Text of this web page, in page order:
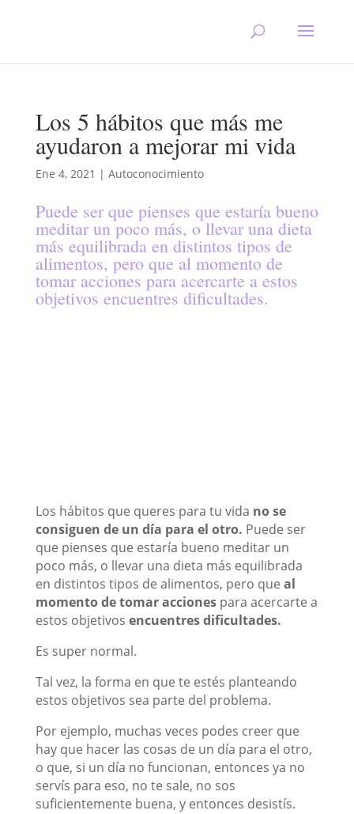
Los 5 hábitos que más me
ayudaron a mejorar mi vida
Ene 4, 2021 | Autoconocimiento
Puede ser que pienses que estaría bueno
meditar un poco más, o llevar una dieta
más equilibrada en distintos tipos de
alimentos, pero que al momento de
tomar acciones para acercarte a estos
objetivos encuentres dificultades.
Los hábitos que queres para tu vida no se
consiguen de un día para el otro. Puede ser
que pienses que estaría bueno meditar un
poco más, o llevar una dieta más equilibrada
en distintos tipos de alimentos, pero que al
momento de tomar acciones para acercarte a
estos objetivos encuentres dificultades.
Es super normal.
Tal vez, la forma en que te estés planteando
estos objetivos sea parte del problema.
Por ejemplo, muchas veces podes creer que
hay que hacer las cosas de un día para el otro,
o que, si un día no funcionan, entonces ya no
servís para eso, no te sale, no sos
suficientemente buena, y entonces desistís.